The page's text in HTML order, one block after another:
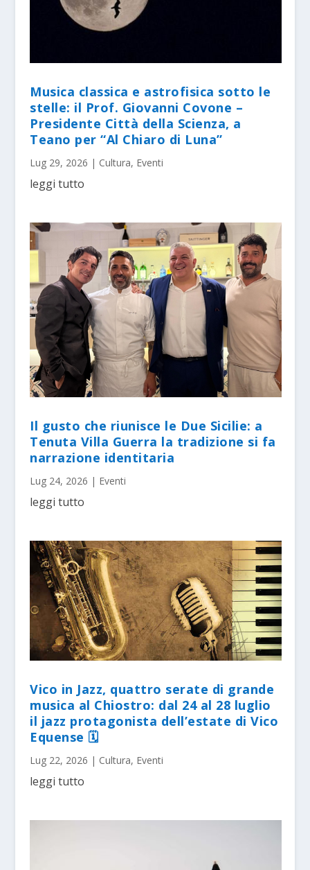
Musica classica e astrofisica sotto le
stelle: il Prof. Giovanni Covone –
Presidente Città della Scienza, a
Teano per “Al Chiaro di Luna”
Lug 29, 2026 | Cultura, Eventi
leggi tutto
Il gusto che riunisce le Due Sicilie: a
Tenuta Villa Guerra la tradizione si fa
narrazione identitaria
Lug 24, 2026 | Eventi
leggi tutto
Vico in Jazz, quattro serate di grande
musica al Chiostro: dal 24 al 28 luglio
il jazz protagonista dell’estate di Vico
Equense 🗓
Lug 22, 2026 | Cultura, Eventi
leggi tutto